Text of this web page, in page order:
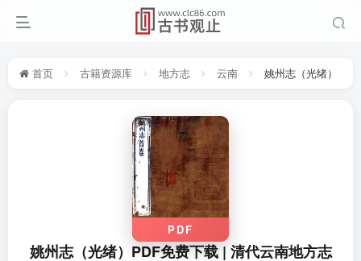
首页 古籍资源库 地方志 云南 姚州志（光绪）
PDF
姚州志（光绪）PDF免费下载 | 清代云南地方志